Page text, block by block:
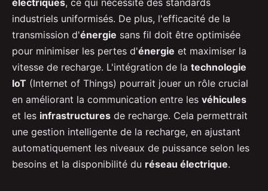
industriels uniformisés. De plus, l'efficacité de la
transmission d'énergie sans fil doit être optimisée
pour minimiser les pertes d'énergie et maximiser la
vitesse de recharge. L'intégration de la technologie
IoT (Internet of Things) pourrait jouer un rôle crucial
en améliorant la communication entre les véhicules
et les infrastructures de recharge. Cela permettrait
une gestion intelligente de la recharge, en ajustant
automatiquement les niveaux de puissance selon les
besoins et la disponibilité du réseau électrique.